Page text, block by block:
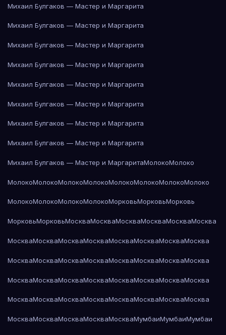
Михаил Булгаков — Мастер и Маргарита
Михаил Булгаков — Мастер и Маргарита
Михаил Булгаков — Мастер и Маргарита
Михаил Булгаков — Мастер и Маргарита
Михаил Булгаков — Мастер и Маргарита
Михаил Булгаков — Мастер и Маргарита
Михаил Булгаков — Мастер и Маргарита
Михаил Булгаков — Мастер и Маргарита
Михаил Булгаков — Мастер и МаргаритаМолокоМолоко
МолокоМолокоМолокоМолокоМолокоМолокоМолокоМолоко
МолокоМолокоМолокоМолокоМорковьМорковьМорковь
МорковьМорковьМоскваМоскваМоскваМоскваМоскваМосква
МоскваМоскваМоскваМоскваМоскваМоскваМоскваМосква
МоскваМоскваМоскваМоскваМоскваМоскваМоскваМосква
МоскваМоскваМоскваМоскваМоскваМоскваМоскваМосква
МоскваМоскваМоскваМоскваМоскваМоскваМоскваМосква
МоскваМоскваМоскваМоскваМоскваМумбаиМумбаиМумбаи